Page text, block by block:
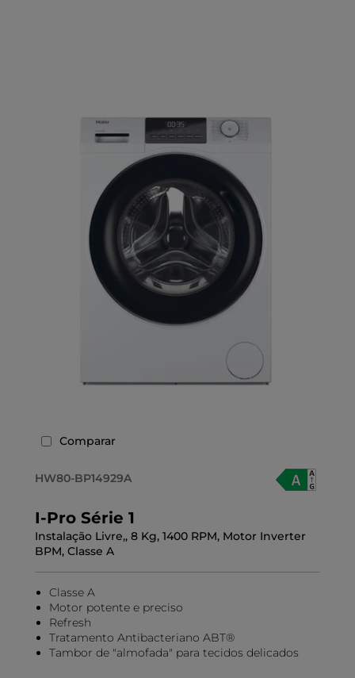
Comparar
HW80-BP14929A
I-Pro Série 1
Instalação Livre,, 8 Kg, 1400 RPM, Motor Inverter
BPM, Classe A
Classe A
Motor potente e preciso
Refresh
Tratamento Antibacteriano ABT®
Tambor de "almofada" para tecidos delicados